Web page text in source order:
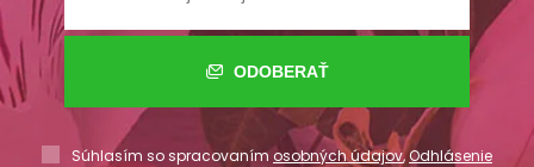
ODOBERAŤ
Súhlasím so spracovaním osobných údajov,Odhlásenie